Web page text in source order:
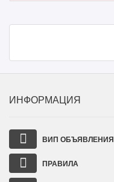
ИНФОРМАЦИЯ
ВИП ОБЪЯВЛЕНИЯ
ПРАВИЛА